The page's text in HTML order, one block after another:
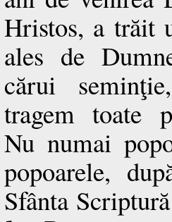
Hristos, a trăit
ales de
cărui
tragem toate
Nu nu­mai
popoarele,
Sfânta